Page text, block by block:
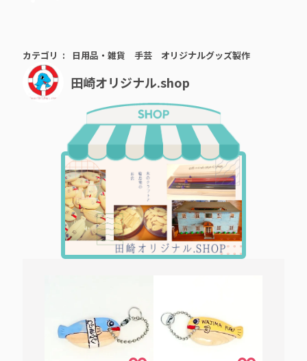
カテゴリ 日用品・雑貨 手芸 オリジナルグッズ製作
田崎オリジナル.shop